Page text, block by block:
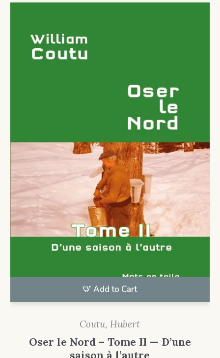
Add to Cart
Coutu, Hubert
Oser le Nord – Tome II — D’une